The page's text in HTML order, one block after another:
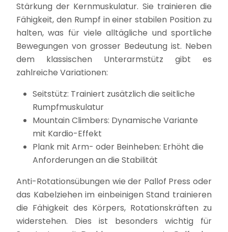
Stärkung der Kernmuskulatur. Sie trainieren die
Fähigkeit, den Rumpf in einer stabilen Position zu
halten, was für viele alltägliche und sportliche
Bewegungen von grosser Bedeutung ist. Neben
dem klassischen Unterarmstütz gibt es
zahlreiche Variationen:
Seitstütz: Trainiert zusätzlich die seitliche
Rumpfmuskulatur
Mountain Climbers: Dynamische Variante
mit Kardio-Effekt
Plank mit Arm- oder Beinheben: Erhöht die
Anforderungen an die Stabilität
Anti-Rotationsübungen wie der Pallof Press oder
das Kabelziehen im einbeinigen Stand trainieren
die Fähigkeit des Körpers, Rotationskräften zu
widerstehen. Dies ist besonders wichtig für